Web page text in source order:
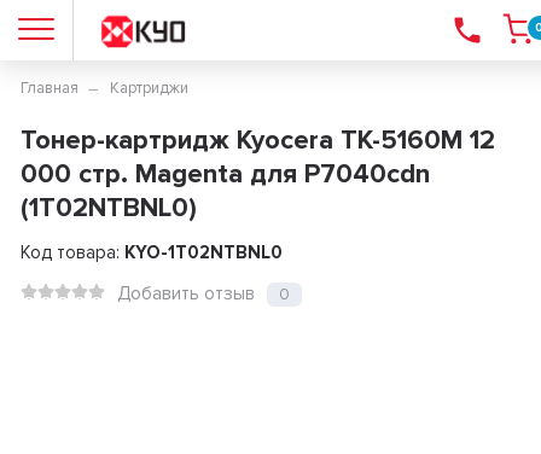
Главная Картриджи
Тонер-картридж Kyocera TK-5160M 12
000 стр. Magenta для P7040cdn
(1T02NTBNL0)
Код товара: KYO-1T02NTBNL0
Добавить отзыв
0